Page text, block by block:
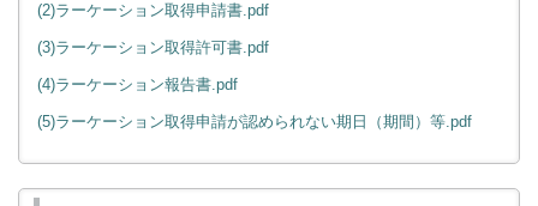
(2)ラーケーション取得申請書.pdf
(3)ラーケーション取得許可書.pdf
(4)ラーケーション報告書.pdf
(5)ラーケーション取得申請が認められない期日（期間）等.pdf